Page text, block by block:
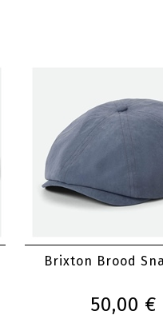
Brixton Brood
50,00 €